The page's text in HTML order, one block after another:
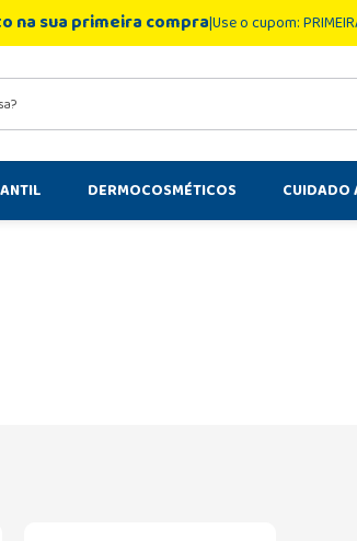
na sua primeira compraUse o cupom:
DERMOCOSMÉTICOS CUIDADO